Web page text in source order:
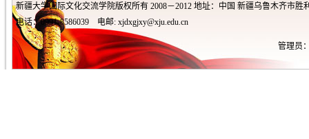
新疆大学国际文化交流学院版权所有 2008－2012 地址：中国 新疆乌鲁木齐市胜
电话：0991-8586039 电邮: xjdxgjxy@xju.edu.cn
管理员